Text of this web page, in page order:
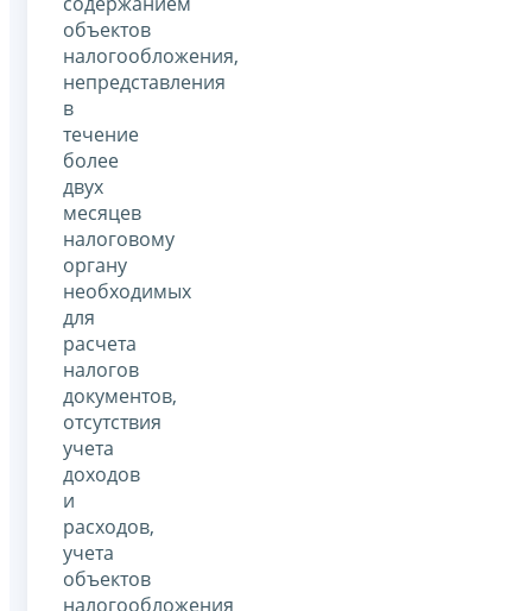
объектов
налогообложения,
непредставления
в
течение
более
двух
месяцев
налоговому
органу
необходимых
для
расчета
налогов
документов,
отсутствия
учета
доходов
и
расходов,
учета
объектов
налогообложения